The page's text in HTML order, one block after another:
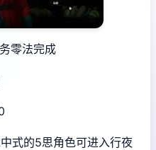
零法完成
式的5思角色可进入行夜